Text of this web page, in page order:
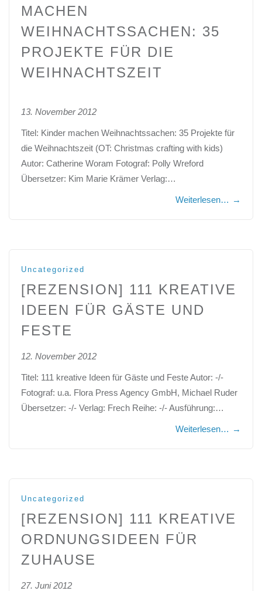
MACHEN
WEIHNACHTSSACHEN: 35
PROJEKTE FÜR DIE
WEIHNACHTSZEIT
13. November 2012
Titel: Kinder machen Weihnachtssachen: 35 Projekte für
die Weihnachtszeit (OT: Christmas crafting with kids)
Autor: Catherine Woram Fotograf: Polly Wreford
Übersetzer: Kim Marie Krämer Verlag:…
Weiterlesen… →
Uncategorized
[REZENSION] 111 KREATIVE
IDEEN FÜR GÄSTE UND
FESTE
12. November 2012
Titel: 111 kreative Ideen für Gäste und Feste Autor: -/-
Fotograf: u.a. Flora Press Agency GmbH, Michael Ruder
Übersetzer: -/- Verlag: Frech Reihe: -/- Ausführung:…
Weiterlesen… →
Uncategorized
[REZENSION] 111 KREATIVE
ORDNUNGSIDEEN FÜR
ZUHAUSE
27. Juni 2012